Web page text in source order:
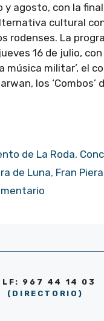
y agosto, con la
cultural
rodenses. La
16 de julio, con
música militar’, el
los ‘Combos’
de La Roda,
de Luna, Fran Piera
967 44 14 03
(DIRECTORIO)